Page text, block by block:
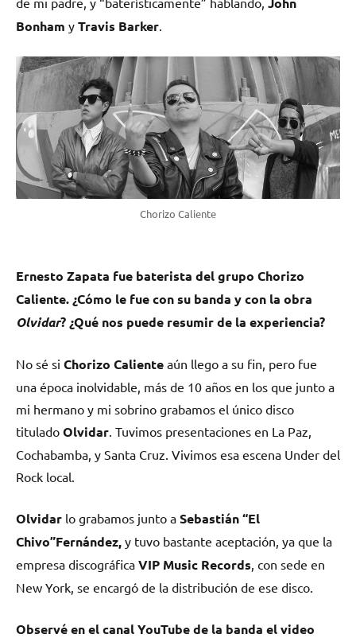
Bonham y Travis Barker
Chorizo Caliente
Ernesto Zapata fue baterista del grupo Chorizo
Caliente. ¿Cómo le fue con su banda y con la obra
Olvidar? ¿Qué nos puede resumir de la experiencia?
No sé si Chorizo Caliente aún llego a su fin, pero fue
una época inolvidable, más de 10 años en los que junto a
mi hermano y mi sobrino grabamos el único disco
titulado Olvidar . Tuvimos presentaciones en La Paz,
Cochabamba, y Santa Cruz. Vivimos esa escena Under del
Rock local.
Olvidar lo grabamos junto a Sebastián “El
Chivo”Fernández, y tuvo bastante aceptación, ya que la
empresa discográfica VIP Music Records , con sede en
New York, se encargó de la distribución de ese disco.
Observé en el canal YouTube de la banda el video